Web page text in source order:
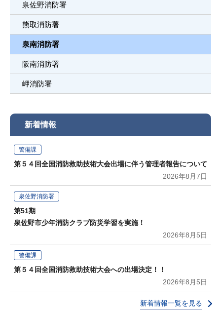
泉佐野消防署
熊取消防署
泉南消防署
阪南消防署
岬消防署
新着情報
警備課
第５４回全国消防救助技術大会出場に伴う管理者報告について
2026年8月7日
泉佐野消防署
第51期
泉佐野市少年消防クラブ防災学習を実施！
2026年8月5日
警備課
第５４回全国消防救助技術大会への出場決定！！
2026年8月5日
新着情報一覧を見る